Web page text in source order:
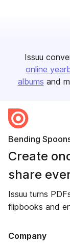
Issuu
online
albums and
Bending
Create
share
Issuu turns
flipbooks and
Company